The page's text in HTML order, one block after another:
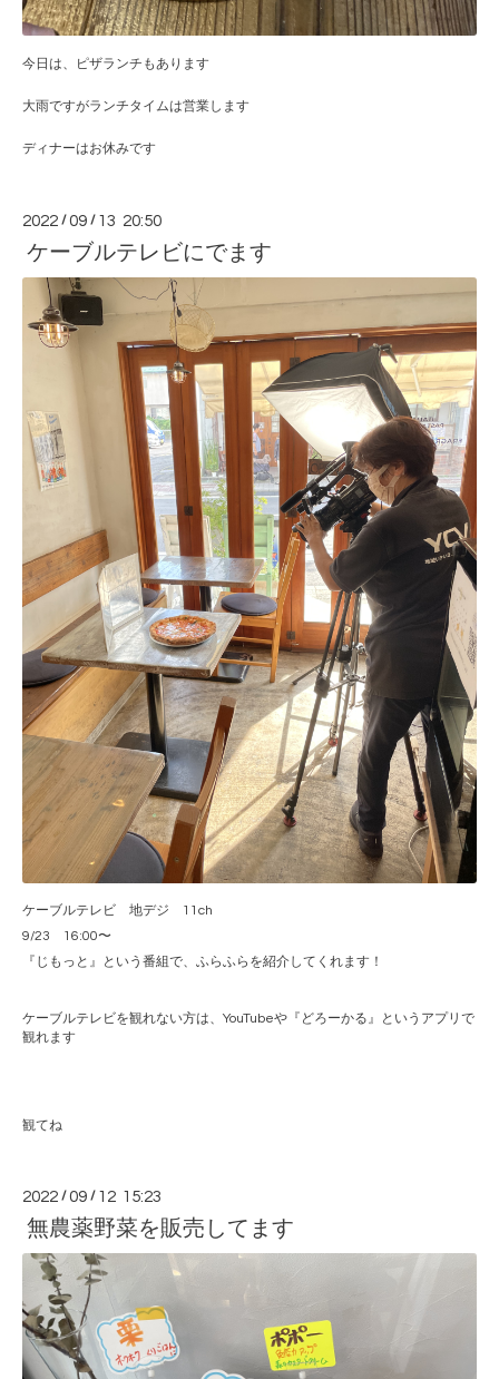
今日は、ピザランチもあります
大雨ですがランチタイムは営業します
ディナーはお休みです
2022 /09 / 13 20:50
ケーブルテレビにでます
ケーブルテレビ 地デジ 11ch
9/23
16:00〜
『じもっと』という番組で、ふらふらを紹介してくれます！
ケーブルテレビを観れない方は、 YouTubeや『どろーかる』というアプリで
観れます
観てね
2022 /09 / 12 15:23
無農薬野菜を販売してます